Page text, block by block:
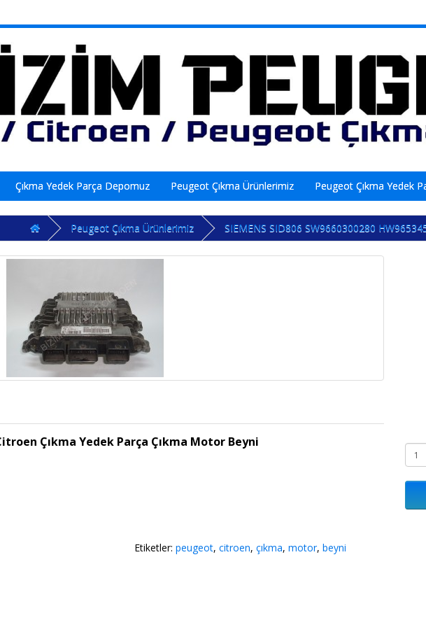
Çıkma Yedek Parça Depomuz Peugeot Çıkma Ürünlerimiz Peugeot Çıkma Yedek
Peugeot Çıkma Ürünlerimiz SIEMENS SID806 SW9660300280
Çıkma Yedek Parça Çıkma Motor Beyni
Etiketler: peugeot, citroen, çıkma, motor, beyni